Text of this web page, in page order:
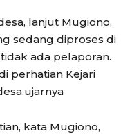
lanjut Mugiono,
sedang diproses di
ada pelaporan.
perhatian Kejari
kata Mugiono,